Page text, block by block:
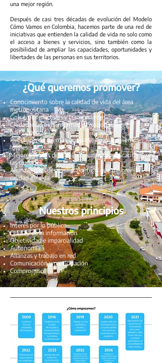
una mejor región.
Después de casi tres décadas de evolución del Modelo
Cómo Vamos en Colombia, hacemos parte de una red de
iniciativas que entienden la calidad de vida no solo como
el acceso a bienes y servicios, sino también como la
posibilidad de ampliar las capacidades, oportunidades y
libertades de las personas en sus territorios.
¿Qué queremos promover?
Conocimiento sobre la calidad de vida del área
metropolitana
Gobiernos efectivos y transparentes
Ciudadanías más informadas, responsables y
participativas
Rendición de cuentas por parte de los gobiernos
locales
Mejores estilos de administración y planificación de
las ciudades
Alianzas para desarrollar políticas que mejoren la
calidad de vida
Nuestros principios
Interés por lo público
Calidad de la información
Objetividad e imparcialidad
Autonomía
Alianzas y trabajo en red
Comunicación y participación
Compromiso